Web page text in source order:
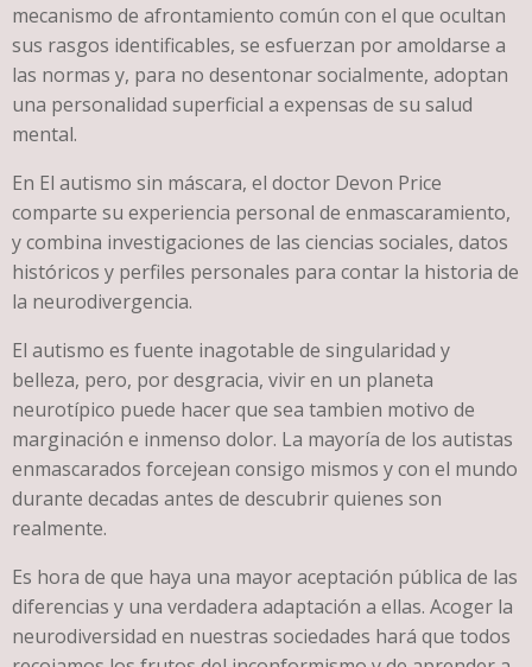
mecanismo de afrontamiento común con el que ocultan
sus rasgos identificables, se esfuerzan por amoldarse a
las normas y, para no desentonar socialmente, adoptan
una personalidad superficial a expensas de su salud
mental.
En El autismo sin máscara, el doctor Devon Price
comparte su experiencia personal de enmascaramiento,
y combina investigaciones de las ciencias sociales, datos
históricos y perfiles personales para contar la historia de
la neurodivergencia.
El autismo es fuente inagotable de singularidad y
belleza, pero, por desgracia, vivir en un planeta
neurotípico puede hacer que sea tambien motivo de
marginación e inmenso dolor. La mayoría de los autistas
enmascarados forcejean consigo mismos y con el mundo
durante decadas antes de descubrir quienes son
realmente.
Es hora de que haya una mayor aceptación pública de las
diferencias y una verdadera adaptación a ellas. Acoger la
neurodiversidad en nuestras sociedades hará que todos